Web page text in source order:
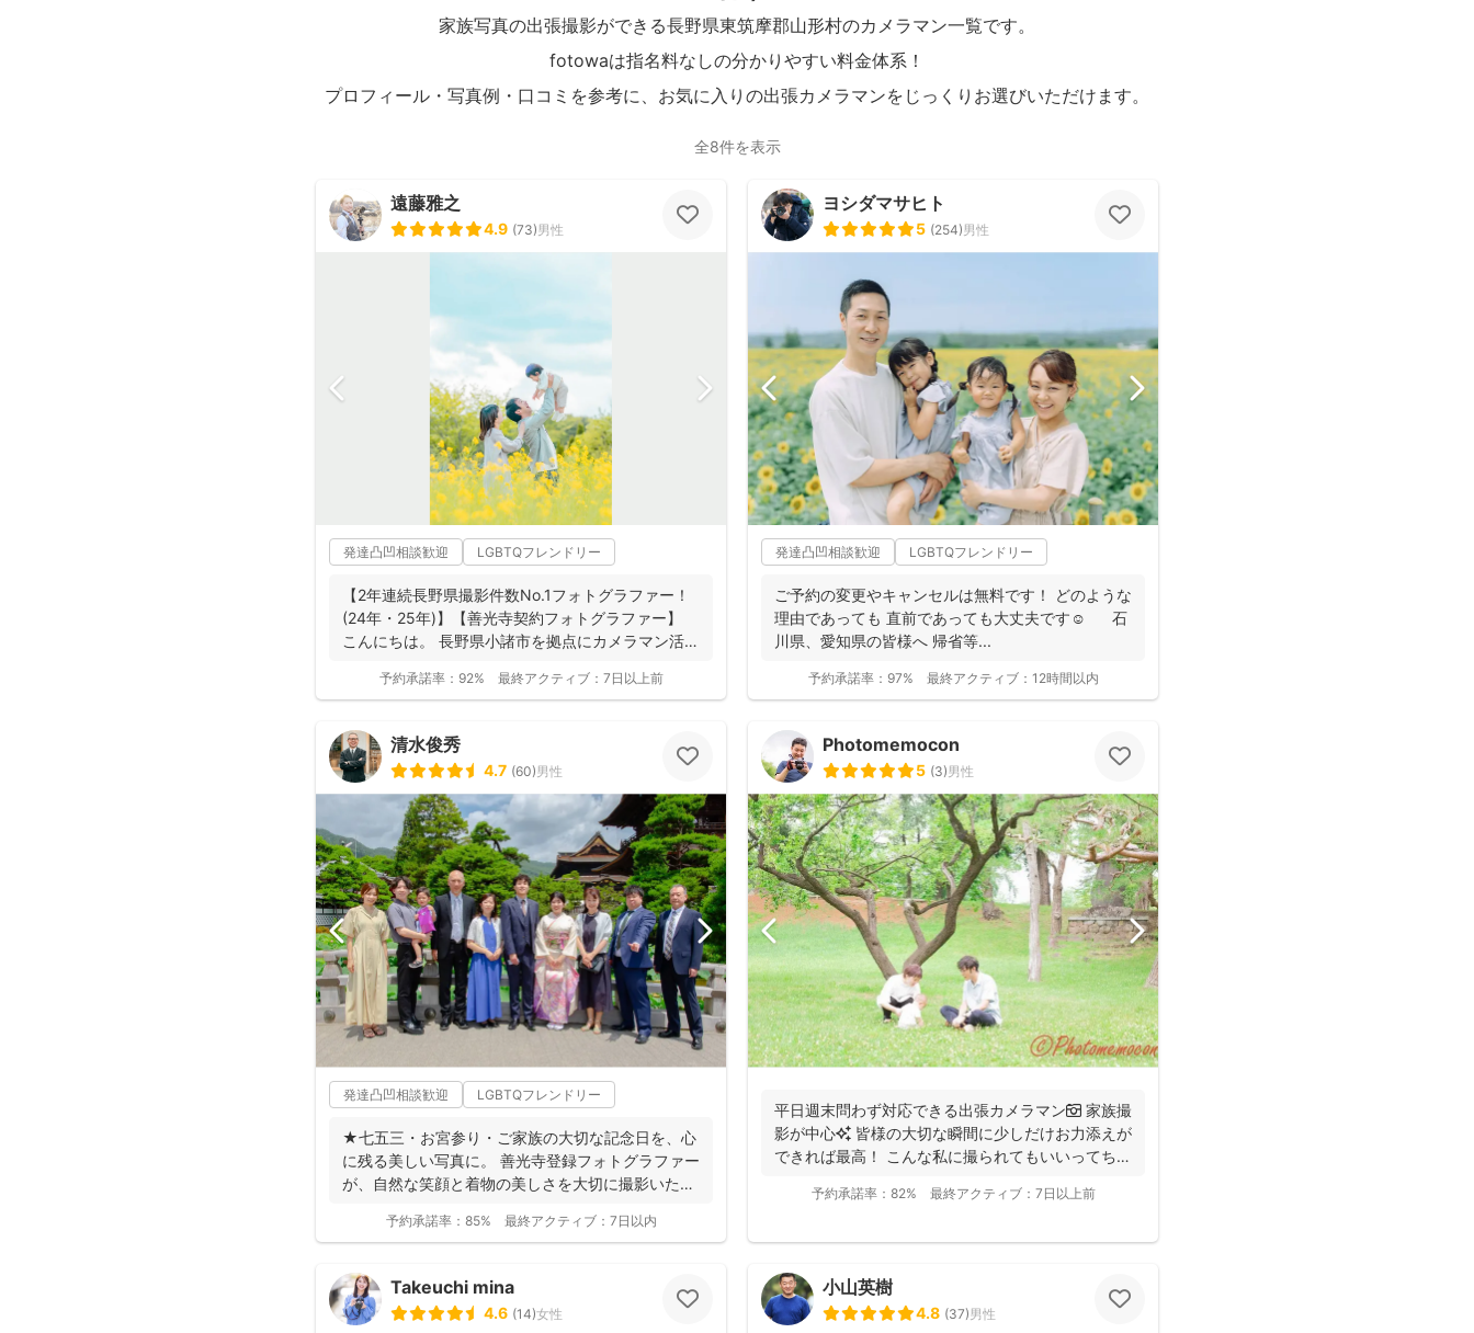
家族写真の出張撮影ができる長野県東筑摩郡山形村のカメラマン一覧です。
fotowaは指名料なしの分かりやすい料金体系！
プロフィール・写真例・口コミを参考に、お気に入りの出張カメラマンをじっくりお選びいただけます。
全8件を表示
遠藤雅之
4.9 (73)男性
発達凸凹相談歓迎 LGBTQフレンドリー
【2年連続長野県撮影件数No.1フォトグラファー！
(24年・25年)】【善光寺契約フォトグラファー】
こんにちは。 長野県小諸市を拠点にカメラマン活
予約承諾率： 92% 最終アクティブ： 7日以上前
ヨシダマサヒト
5 (254)男性
発達凸凹相談歓迎 LGBTQフレンドリー
ご予約の変更やキャンセルは無料です！ どのような
理由であっても 直前であっても大丈夫です☺️ 石
川県、愛知県の皆様へ 帰省等...
予約承諾率： 97% 最終アクティブ： 12時間以内
清水俊秀
4.7 (60)男性
発達凸凹相談歓迎 LGBTQフレンドリー
★七五三・お宮参り・ご家族の大切な記念日を、心
に残る美しい写真に。 善光寺登録フォトグラファー
が、自然な笑顔と着物の美しさを大切に撮影いたし
予約承諾率： 85% 最終アクティブ： 7日以内
Photomemocon
5 (3)男性
平日週末問わず対応できる出張カメラマン📷 家族撮
影が中心✨ 皆様の大切な瞬間に少しだけお力添えが
できれば最高！ こんな私に撮られてもいいってちら
予約承諾率： 82% 最終アクティブ： 7日以上前
Takeuchi mina
4.6 (14)女性
小山英樹
4.8 (37)男性